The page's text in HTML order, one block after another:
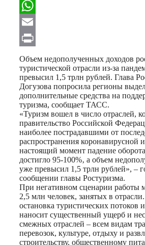
Facebook
WhatsApp
Email
Print
Объем недополученных доходов
туристической отрасли из-за
превысил 1,5 трлн рублей. Глава
Догузова попросила регионы
дополнительные средства на
туризма, сообщает ТАСС.
«Туризм вошел в число отраслей,
правительство Российской
наиболее пострадавшими от
распространения коронавирусной
настоящий момент падение
достигло 95-100%‚ а объем
уже превысил 1,5 трлн рублей», –
сообщении главы Ростуризма.
При негативном сценарии работы
2,5 млн человек, занятых в
остановка туристических потоков
наносит существенный ущерб и
смежных отраслей – всем видам
перевозок, культуре, отдыху и
строительству, общественному